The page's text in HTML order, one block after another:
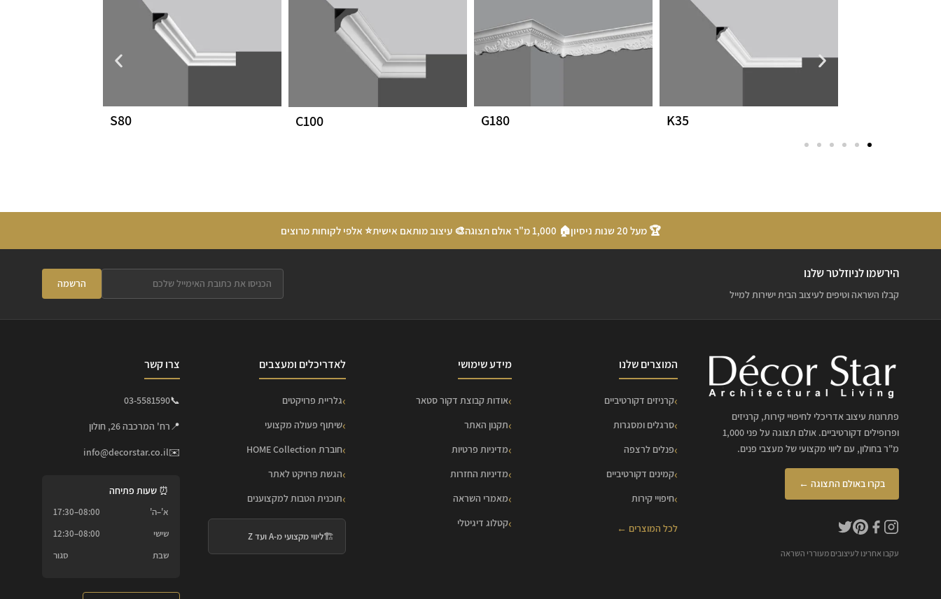
K35
G180
C100
S80
🏆 מעל 20 שנות ניסיון 🏠 1,000 מ"ר אולם תצוגה 🎨 עיצוב מותאם אישית⭐ אלפי לקוחות מרוצים
הירשמו לניוזלטר שלנו
קבלו השראה וטיפים לעיצוב הבית ישירות למייל
הרשמה
פתרונות עיצוב אדריכלי לחיפויי קירות, קרניזים
ופרופילים דקורטיביים. אולם תצוגה על פני 1,000
מ"ר בחולון, עם ליווי מקצועי של מעצבי פנים.
בקרו באולם התצוגה ←
עקבו אחרינו לעיצובים מעוררי השראה
המוצרים שלנו
קרניזים דקורטיביים
סרגלים ומסגרות
פנלים לרצפה
קמינים דקורטיביים
חיפויי קירות
לכל המוצרים ←
מידע שימושי
אודות קבוצת דקור סטאר
תקנון האתר
מדיניות פרטיות
מדיניות החזרות
מאמרי השראה
קטלוג דיגיטלי
לאדריכלים ומעצבים
גלריית פרויקטים
שיתוף פעולה מקצועי
חוברת HOME Collection
הגשת פרויקט לאתר
תוכנית הטבות למקצוענים
🏗️ליווי מקצועי מ-A ועד Z
צרו קשר
📞
03-5581590
📍רח' המרכבה 26, חולון
✉️
info@decorstar.co.il
⏰ שעות פתיחה
א'–ה'
08:00–17:30
שישי
08:00–12:30
שבת
סגור